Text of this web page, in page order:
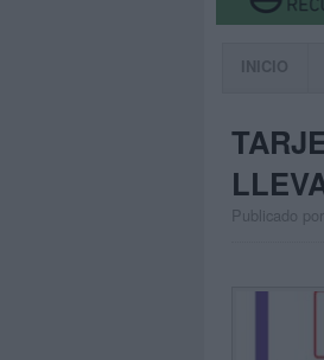
INICIO
Publicado por